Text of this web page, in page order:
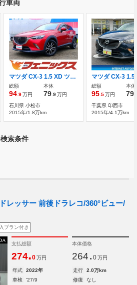
車両
マツダ CX-3 1.5 XD ツーリング ディーゼルターボ 4WD 4WD ディーゼル 試乗OK
総額
94.9万円
本体
79.9万円
石川県 小松市
2015年/1.8万km
総額
95.5万円
本体
79
千葉県 印西市
2015年/4.1万km
索条件
レッサー 前後ドラレコ/360°ビュー/
プラン付き
支払総額
274.0 万円
本体価格
264. 0 万円
年式 2022年 走行
2.0万km
車検
'27/9 修復
なし